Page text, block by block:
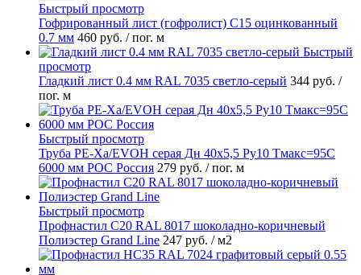
Быстрый просмотр
Гофрированный лист (гофролист) С15 оцинкованный
0.7 мм 460 руб. / пог. м
Быстрый
просмотр
Гладкий лист 0.4 мм RAL 7035 светло-серый 344 руб. /
пог. м
Быстрый просмотр
Труба PE-Xa/EVOH серая Дн 40х5,5 Ру10 Тмакс=95C
6000 мм РОС Россия 279 руб. / пог. м
Быстрый просмотр
Профнастил С20 RAL 8017 шоколадно-коричневый
Полиэстер Grand Line 247 руб. / м2